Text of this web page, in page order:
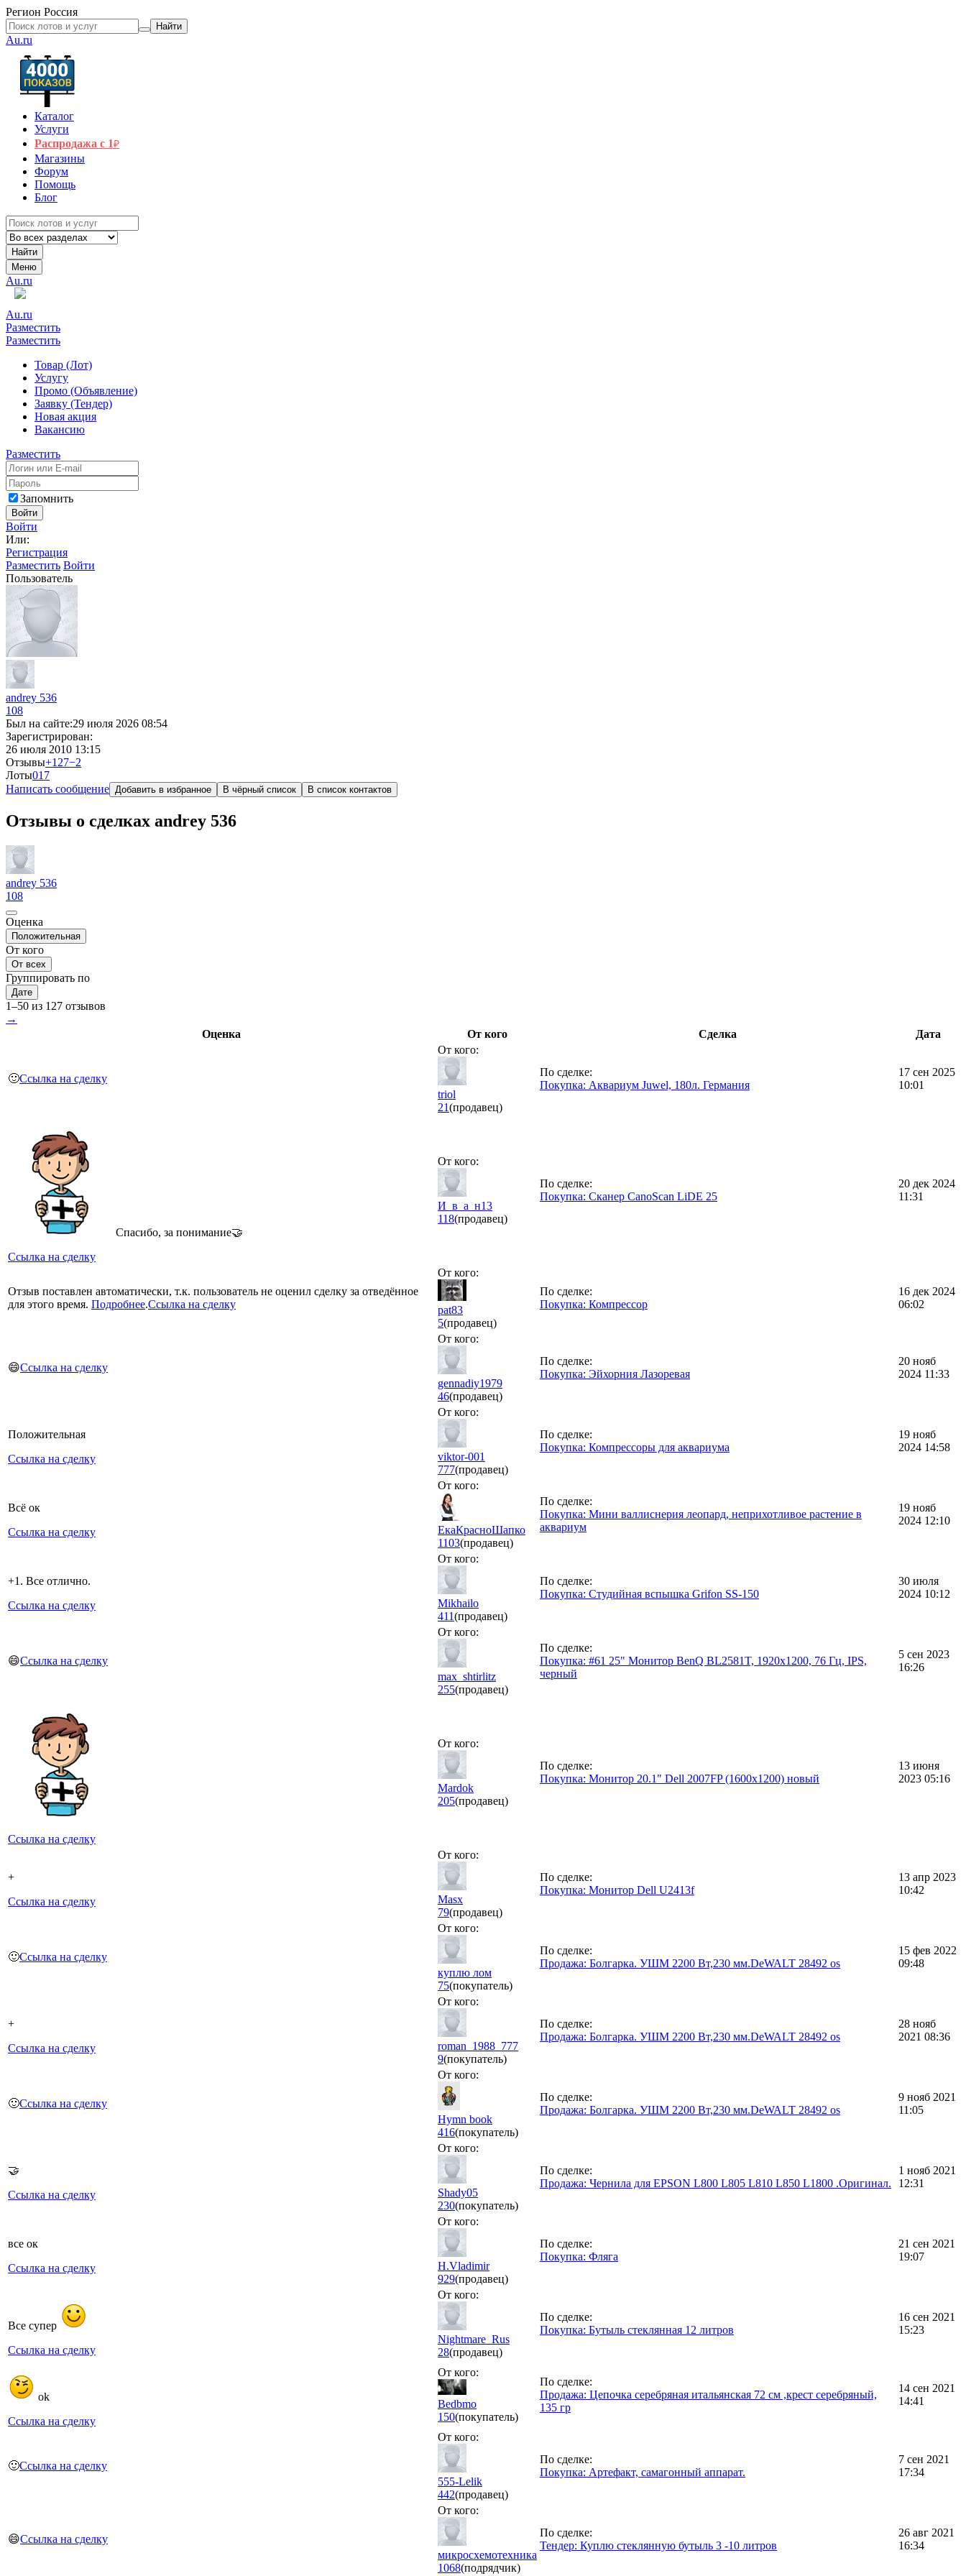
Регион Россия
Найти
Au.ru
Каталог
Услуги
Распродажа с 1₽
Магазины
Форум
Помощь
Блог
Найти
Меню
Au.ru
Au.ru
Разместить
Разместить
Товар (Лот)
Услугу
Промо (Объявление)
Заявку (Тендер)
Новая акция
Вакансию
Разместить
Запомнить
Войти
Войти
Или:
Регистрация
Разместить Войти
Пользователь
andrey 536
108
Был на сайте:29 июля 2026 08:54
Зарегистрирован:
26 июля 2010 13:15
Отзывы+127−2
Лоты017
Написать сообщение Добавить в избранное В чёрный список В список контактов
Отзывы о сделках andrey 536
andrey 536
108
Оценка
Положительная
От кого
От всех
Группировать по
Дате
1–50 из 127 отзывов
→
Оценка
От кого Сделка Дата
🙂Ссылка на сделку
От кого:
triol
21(продавец)
По сделке:
Покупка: Аквариум Juwel, 180л. Германия
17 сен 2025
10:01
Спасибо, за понимание🤝
Ссылка на сделку
От кого:
И_в_а_н13
118(продавец)
По сделке:
Покупка: Сканер CanoScan LiDE 25
20 дек 2024
11:31
Отзыв поставлен автоматически, т.к. пользователь не оценил сделку за отведённое
для этого время. Подробнее.Ссылка на сделку
От кого:
pat83
5(продавец)
По сделке:
Покупка: Компрессор
16 дек 2024
06:02
😄Ссылка на сделку
От кого:
gennadiy1979
46(продавец)
По сделке:
Покупка: Эйхорния Лазоревая
20 нояб
2024 11:33
Положительная
Ссылка на сделку
От кого:
viktor-001
777(продавец)
По сделке:
Покупка: Компрессоры для аквариума
19 нояб
2024 14:58
Всё ок
Ссылка на сделку
От кого:
ЕкаКрасноШапко
1103(продавец)
По сделке:
Покупка: Мини валлиснерия леопард, неприхотливое растение в
аквариум
19 нояб
2024 12:10
+1. Все отлично.
Ссылка на сделку
От кого:
Mikhailo
411(продавец)
По сделке:
Покупка: Студийная вспышка Grifon SS-150
30 июля
2024 10:12
😄Ссылка на сделку
От кого:
max_shtirlitz
255(продавец)
По сделке:
Покупка: #61 25" Монитор BenQ BL2581T, 1920x1200, 76 Гц, IPS,
черный
5 сен 2023
16:26
Ссылка на сделку
От кого:
Mardok
205(продавец)
По сделке:
Покупка: Монитор 20.1" Dell 2007FP (1600x1200) новый
13 июня
2023 05:16
+
Ссылка на сделку
От кого:
Masx
79(продавец)
По сделке:
Покупка: Монитор Dell U2413f
13 апр 2023
10:42
🙂Ссылка на сделку
От кого:
куплю лом
75(покупатель)
По сделке:
Продажа: Болгарка. УШМ 2200 Вт,230 мм.DeWALT 28492 os
15 фев 2022
09:48
+
Ссылка на сделку
От кого:
roman_1988_777
9(покупатель)
По сделке:
Продажа: Болгарка. УШМ 2200 Вт,230 мм.DeWALT 28492 os
28 нояб
2021 08:36
🙂Ссылка на сделку
От кого:
Hymn book
416(покупатель)
По сделке:
Продажа: Болгарка. УШМ 2200 Вт,230 мм.DeWALT 28492 os
9 нояб 2021
11:05
🤝
Ссылка на сделку
От кого:
Shady05
230(покупатель)
По сделке:
Продажа: Чернила для EPSОN L800 L805 L810 L850 L1800 .Оригинал.
1 нояб 2021
12:31
все ок
Ссылка на сделку
От кого:
H.Vladimir
929(продавец)
По сделке:
Покупка: Фляга
21 сен 2021
19:07
Все супер
Ссылка на сделку
От кого:
Nightmare_Rus
28(продавец)
По сделке:
Покупка: Бутыль стеклянная 12 литров
16 сен 2021
15:23
ok
Ссылка на сделку
От кого:
Bedbmo
150(покупатель)
По сделке:
Продажа: Цепочка серебряная итальянская 72 см ,крест серебряный,
135 гр
14 сен 2021
14:41
🙂Ссылка на сделку
От кого:
555-Lelik
442(продавец)
По сделке:
Покупка: Артефакт, самагонный аппарат.
7 сен 2021
17:34
😄Ссылка на сделку
От кого:
микросхемотехника
1068(подрядчик)
По сделке:
Тендер: Куплю стеклянную бутыль 3 -10 литров
26 авг 2021
16:34